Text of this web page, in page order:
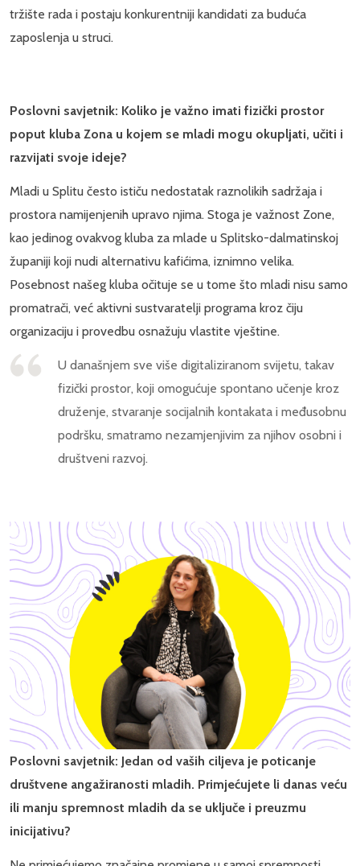
tržište rada i postaju konkurentniji kandidati za buduća
zaposlenja u struci.
Poslovni savjetnik: Koliko je važno imati fizički prostor
poput kluba Zona u kojem se mladi mogu okupljati, učiti i
razvijati svoje ideje?
Mladi u Splitu često ističu nedostatak raznolikih sadržaja i
prostora namijenjenih upravo njima. Stoga je važnost Zone,
kao jedinog ovakvog kluba za mlade u Splitsko-dalmatinskoj
županiji koji nudi alternativu kafićima, iznimno velika.
Posebnost našeg kluba očituje se u tome što mladi nisu samo
promatrači, već aktivni sustvaratelji programa kroz čiju
organizaciju i provedbu osnažuju vlastite vještine.
U današnjem sve više digitaliziranom svijetu, takav
fizički prostor, koji omogućuje spontano učenje kroz
druženje, stvaranje socijalnih kontakata i međusobnu
podršku, smatramo nezamjenjivim za njihov osobni i
društveni razvoj.
Poslovni savjetnik: Jedan od vaših ciljeva je poticanje
društvene angažiranosti mladih. Primjećujete li danas veću
ili manju spremnost mladih da se uključe i preuzmu
inicijativu?